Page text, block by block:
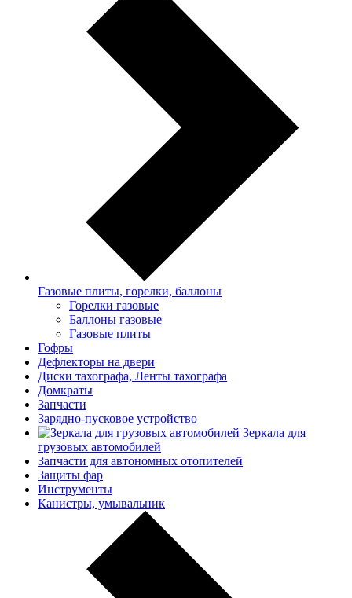
Газовые плиты, горелки, баллоны
Горелки газовые
Баллоны газовые
Газовые плиты
Гофры
Дефлекторы на двери
Диски тахографа, Ленты тахографа
Домкраты
Запчасти
Зарядно-пусковое устройство
Зеркала для
грузовых автомобилей
Запчасти для автономных отопителей
Защиты фар
Инструменты
Канистры, умывальник